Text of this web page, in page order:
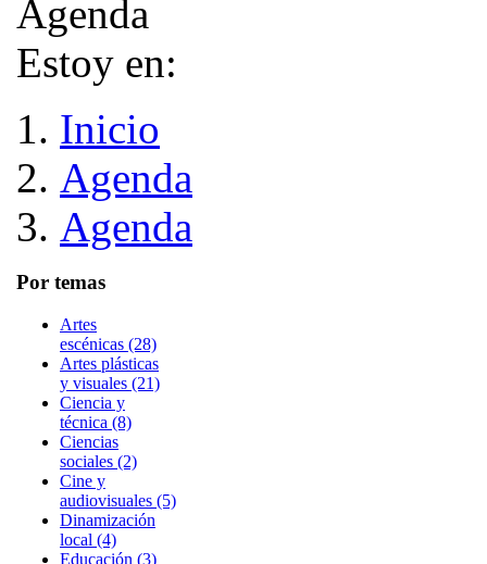
Estoy en:
Inicio
Agenda
Agenda
Por temas
Artes
escénicas (28)
Artes plásticas
y visuales (21)
Ciencia y
técnica (8)
Ciencias
sociales (2)
Cine y
audiovisuales (5)
Dinamización
local (4)
Educación (3)